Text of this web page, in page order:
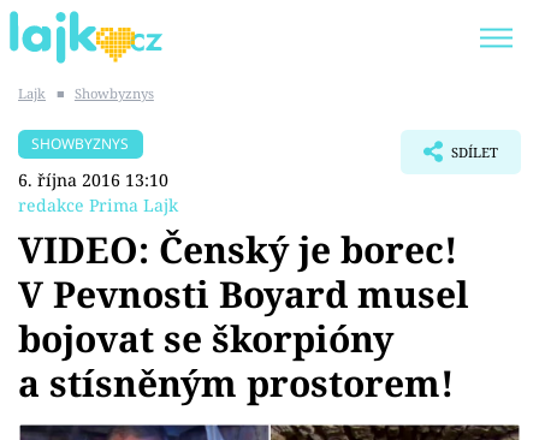
SHOPAHOLICADEL
Témata
Showbyznys
Youtubeři
Lajk ■ Showbyznys
SHOWBYZNYS
6. října 2016 13:10
redakce Prima Lajk
SDÍLET
VIDEO: Čenský je borec!
V Pevnosti Boyard musel
bojovat se škorpióny
a stísněným prostorem!